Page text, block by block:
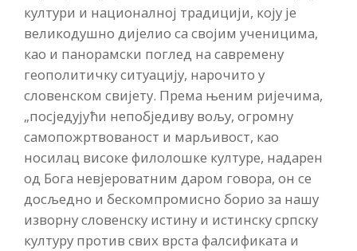
култури и националној традицији, коју је
великодушно дијелио са својим ученицима,
као и панорамски поглед на савремену
геополитичку ситуацију, нарочито у
словенском свијету. Према њеним ријечима,
„посједујући непобједиву вољу, огромну
самопожртвованост и марљивост, као
носилац високе филолошке културе, надарен
од Бога невјероватним даром говора, он се
досљедно и бескомпромисно борио за нашу
изворну словенску истину и истинску српску
културу против свих врста фалсификата и